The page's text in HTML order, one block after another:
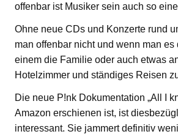
offenbar ist Musiker sein auch so
Ohne neue CDs und Konzerte rund
man offenbar nicht und wenn man es
einem die Familie oder auch etwas
Hotelzimmer und ständiges Reisen
Die neue P!nk Dokumentation „All I
Amazon erschienen ist, ist
interessant. Sie jammert definitiv